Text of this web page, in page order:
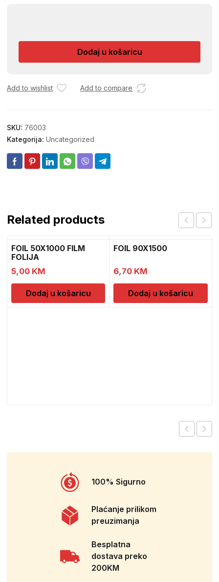
POPS
MULTIPACK
Dodaj u košaricu
Add to wishlist Add to compare
SKU: 76003
Kategorija: Uncategorized
Related products
FOIL 50X1000 FILM
FOLIJA
5,00 KM
Dodaj u košaricu
FOIL 90X1500
6,70 KM
Dodaj u košaricu
100% Sigurno
Plaćanje prilikom
preuzimanja
Besplatna
dostava preko
200KM